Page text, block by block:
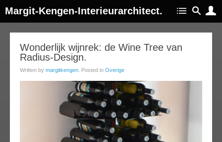
Margit-Kengen-Interieurarchitect.
Wonderlijk wijnrek: de Wine Tree van
Radius-Design.
Written by margitkengen . Posted in Overige